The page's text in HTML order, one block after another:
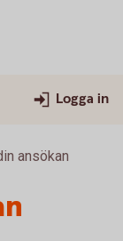
Logga in
ansökan